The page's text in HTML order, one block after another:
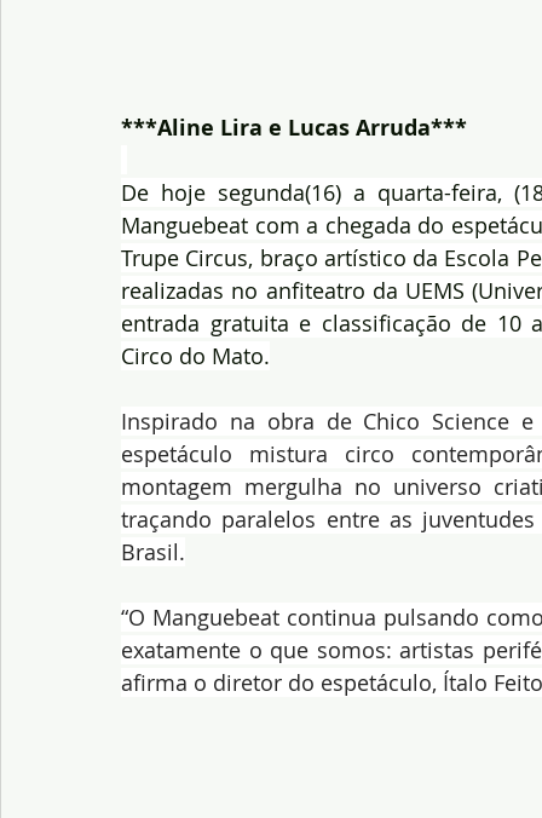
***Aline Lira e Lucas Arruda***
De hoje segunda(16) a quarta-feira,
Manguebeat com a chegada do
Trupe Circus, braço artístico da Escola
realizadas no anfiteatro da UEMS
entrada gratuita e classificação de 10
Circo do Mato.
Inspirado na obra de Chico Science
espetáculo mistura circo
montagem mergulha no universo
traçando paralelos entre as
Brasil.
“O Manguebeat continua pulsando
exatamente o que somos: artistas
afirma o diretor do espetáculo, Ítalo